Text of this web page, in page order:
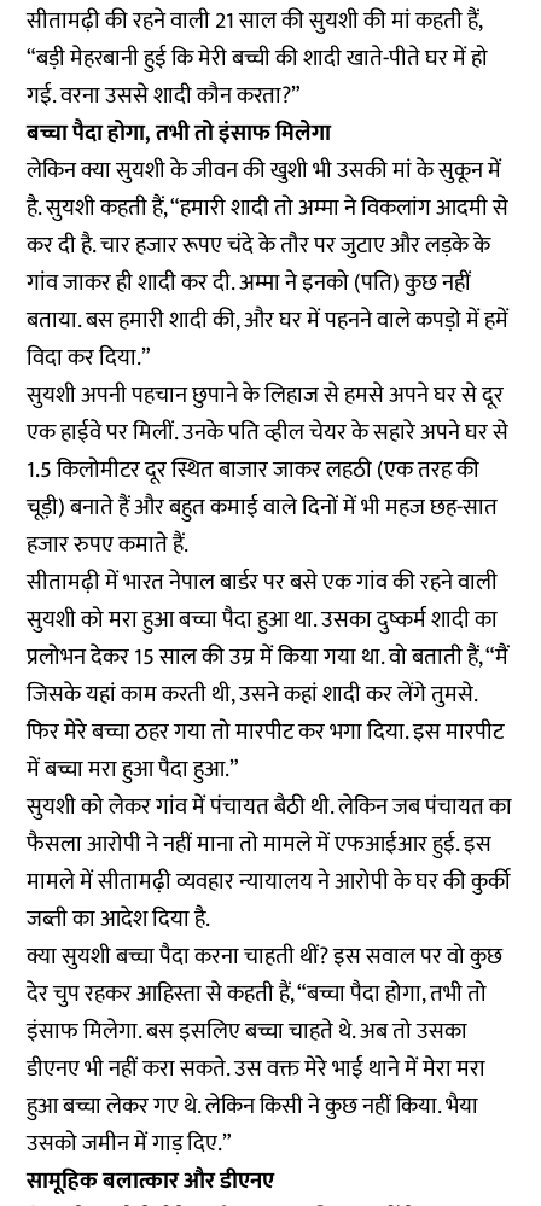
सीतामढ़ी की रहने वाली 21 साल की सुयशी की मां कहती हैं,
“बड़ी मेहरबानी हुई कि मेरी बच्ची की शादी खाते-पीते घर में हो
गई. वरना उससे शादी कौन करता?”
बच्चा पैदा होगा, तभी तो इंसाफ मिलेगा
लेकिन क्या सुयशी के जीवन की खुशी भी उसकी मां के सुकून में
है. सुयशी कहती हैं, “हमारी शादी तो अम्मा ने विकलांग आदमी से
कर दी है. चार हजार रूपए चंदे के तौर पर जुटाए और लड़के के
गांव जाकर ही शादी कर दी. अम्मा ने इनको (पति) कुछ नहीं
बताया. बस हमारी शादी की, और घर में पहनने वाले कपड़ो में हमें
विदा कर दिया.”
सुयशी अपनी पहचान छुपाने के लिहाज से हमसे अपने घर से दूर
एक हाईवे पर मिलीं. उनके पति व्हील चेयर के सहारे अपने घर से
1.5 किलोमीटर दूर स्थित बाजार जाकर लहठी (एक तरह की
चूड़ी) बनाते हैं और बहुत कमाई वाले दिनों में भी महज छह-सात
हजार रुपए कमाते हैं.
सीतामढ़ी में भारत नेपाल बार्डर पर बसे एक गांव की रहने वाली
सुयशी को मरा हुआ बच्चा पैदा हुआ था. उसका दुष्कर्म शादी का
प्रलोभन देकर 15 साल की उम्र में किया गया था. वो बताती हैं, “मैं
जिसके यहां काम करती थी, उसने कहां शादी कर लेंगे तुमसे.
फिर मेरे बच्चा ठहर गया तो मारपीट कर भगा दिया. इस मारपीट
में बच्चा मरा हुआ पैदा हुआ.”
सुयशी को लेकर गांव में पंचायत बैठी थी. लेकिन जब पंचायत का
फैसला आरोपी ने नहीं माना तो मामले में एफआईआर हुई. इस
मामले में सीतामढ़ी व्यवहार न्यायालय ने आरोपी के घर की कुर्की
जब्ती का आदेश दिया है.
क्या सुयशी बच्चा पैदा करना चाहती थीं? इस सवाल पर वो कुछ
देर चुप रहकर आहिस्ता से कहती हैं, “बच्चा पैदा होगा, तभी तो
इंसाफ मिलेगा. बस इसलिए बच्चा चाहते थे. अब तो उसका
डीएनए भी नहीं करा सकते. उस वक्त मेरे भाई थाने में मेरा मरा
हुआ बच्चा लेकर गए थे. लेकिन किसी ने कुछ नहीं किया. भैया
उसको जमीन में गाड़ दिए.”
सामूहिक बलात्कार और डीएनए